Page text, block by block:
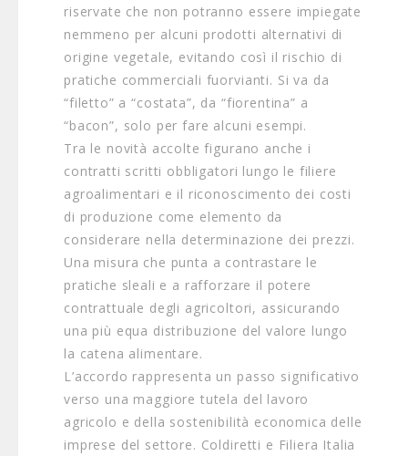
riservate che non potranno essere impiegate
nemmeno per alcuni prodotti alternativi di
origine vegetale, evitando così il rischio di
pratiche commerciali fuorvianti. Si va da
“filetto” a “costata”, da “fiorentina” a
“bacon”, solo per fare alcuni esempi.
Tra le novità accolte figurano anche i
contratti scritti obbligatori lungo le filiere
agroalimentari e il riconoscimento dei costi
di produzione come elemento da
considerare nella determinazione dei prezzi.
Una misura che punta a contrastare le
pratiche sleali e a rafforzare il potere
contrattuale degli agricoltori, assicurando
una più equa distribuzione del valore lungo
la catena alimentare.
L’accordo rappresenta un passo significativo
verso una maggiore tutela del lavoro
agricolo e della sostenibilità economica delle
imprese del settore. Coldiretti e Filiera Italia